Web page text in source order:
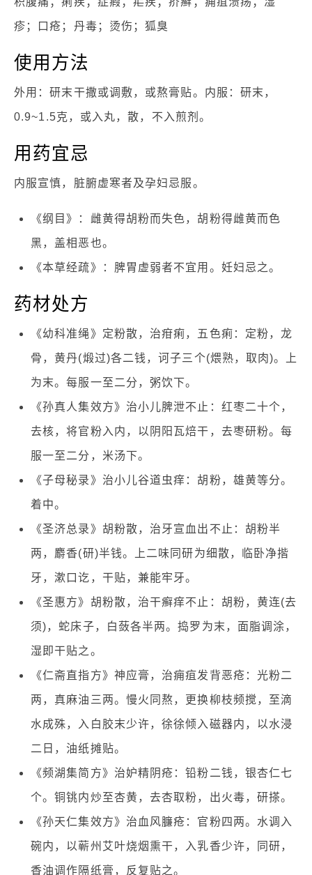
疹；口疮；丹毒；烫伤；狐臭
使用方法
外用：研末干撒或调敷，或熬膏贴。内服：研末，
0.9~1.5克，或入丸，散，不入煎剂。
用药宜忌
内服宣慎，脏腑虚寒者及孕妇忌服。
《纲目》：雌黄得胡粉而失色，胡粉得雌黄而色
黑，盖相恶也。
《本草经疏》：脾胃虚弱者不宜用。妊妇忌之。
药材处方
《幼科准绳》定粉散，治疳痢，五色痢：定粉，龙
骨，黄丹(煅过)各二钱，诃子三个(煨熟，取肉)。上
为末。每服一至二分，粥饮下。
《孙真人集效方》治小儿脾泄不止：红枣二十个，
去核，将官粉入内，以阴阳瓦焙干，去枣研粉。每
服一至二分，米汤下。
《子母秘录》治小儿谷道虫痒：胡粉，雄黄等分。
着中。
《圣济总录》胡粉散，治牙宣血出不止：胡粉半
两，麝香(研)半钱。上二味同研为细散，临卧净揩
牙，漱口讫，干贴，兼能牢牙。
《圣惠方》胡粉散，治干癣痒不止：胡粉，黄连(去
须)，蛇床子，白蔹各半两。捣罗为末，面脂调涂，
湿即干贴之。
《仁斋直指方》神应膏，治痈疽发背恶疮：光粉二
两，真麻油三两。慢火同熬，更换柳枝频搅，至滴
水成殊，入白胶末少许，徐徐倾入磁器内，以水浸
二日，油纸摊贴。
《频湖集简方》治妒精阴疮：铅粉二钱，银杏仁七
个。铜铫内炒至杏黄，去杏取粉，出火毒，研搽。
《孙天仁集效方》治血风臁疮：官粉四两。水调入
碗内，以蕲州艾叶烧烟熏干，入乳香少许，同研，
香油调作隔纸膏，反复贴之。